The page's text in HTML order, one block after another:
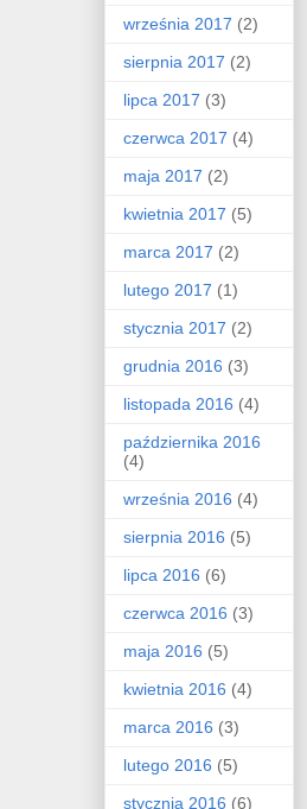
września 2017 (2)
sierpnia 2017 (2)
lipca 2017 (3)
czerwca 2017 (4)
maja 2017 (2)
kwietnia 2017 (5)
marca 2017 (2)
lutego 2017 (1)
stycznia 2017 (2)
grudnia 2016 (3)
listopada 2016 (4)
października 2016
(4)
września 2016 (4)
sierpnia 2016 (5)
lipca 2016 (6)
czerwca 2016 (3)
maja 2016 (5)
kwietnia 2016 (4)
marca 2016 (3)
lutego 2016 (5)
stycznia 2016 (6)